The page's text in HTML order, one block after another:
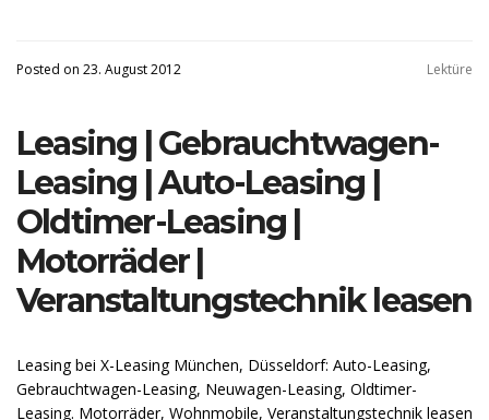
Posted on 23. August 2012 Lektüre
Leasing | Gebrauchtwagen-
Leasing | Auto-Leasing |
Oldtimer-Leasing |
Motorräder |
Veranstaltungstechnik leasen
Leasing bei X-Leasing München, Düsseldorf: Auto-Leasing,
Gebrauchtwagen-Leasing, Neuwagen-Leasing, Oldtimer-
Leasing. Motorräder, Wohnmobile, Veranstaltungstechnik leasen